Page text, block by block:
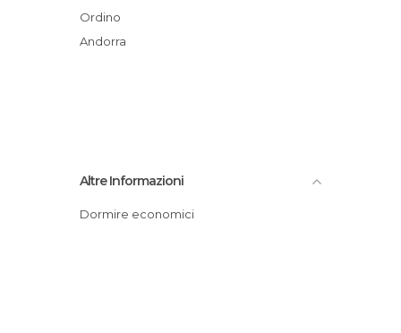
Ordino
Andorra
Altre Informazioni
Dormire economici